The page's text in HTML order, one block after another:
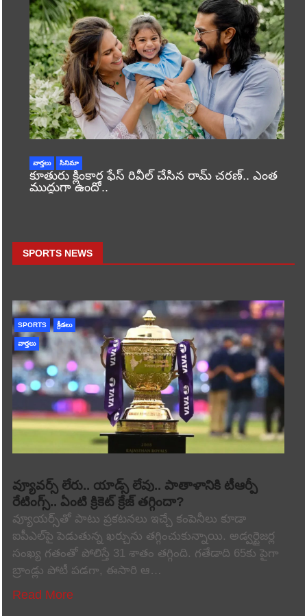
వార్తలు సినిమా
కూతురు క్లింకార ఫేస్ రివీల్ చేసిన రామ్ చరణ్.. ఎంత
ముద్దుగా ఉందో..
SPORTS NEWS
SPORTS క్రీడలు
వార్తలు
వ్యూవర్స్ లేరు.. యాడ్స్ లేవు.. పాతాళానికి టీఆర్పీ
రేటింగ్స్.. ఏంటి క్రికెట్ క్రేజ్ తగ్గిందా?
వ్యూయర్స్‌తో పాటు ప్రకటనలు ఇచ్చే కంపెనీలు కూడా
ఐపీఎల్‌పై పెడుతున్న ఖర్చును తగ్గించుకున్నాయి. అడ్వర్టైజర్ల
సంఖ్య గతంతో పోలిస్తే 31 శాతం తగ్గింది. గతేడాది 65కు పైగా
బ్రాండ్లు పోటీ పడగా, ఈసారి ఆ…
Read More